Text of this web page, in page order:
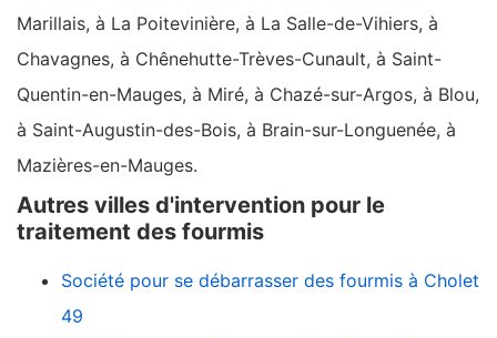
Marillais, à La Poitevinière, à La Salle-de-Vihiers, à
Chavagnes, à Chênehutte-Trèves-Cunault, à Saint-
Quentin-en-Mauges, à Miré, à Chazé-sur-Argos, à Blou,
à Saint-Augustin-des-Bois, à Brain-sur-Longuenée, à
Mazières-en-Mauges.
Autres villes d'intervention pour le
traitement des fourmis
Société pour se débarrasser des fourmis à Cholet
49